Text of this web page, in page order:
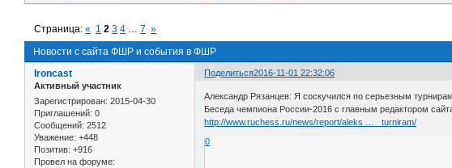
Новости с сайта ФШР и события в ФШР
Страница:« 1 2 3 4 … 7 »
Поделиться2016-11-01 22:32:06
Ironcast
Активный участник
Зарегистрирован: 2015-04-30
Приглашений: 0
Сообщений: 2512
Уважение: +448
Позитив: +916
Провел на форуме:
Александр Рязанцев: Я соскучился по серьезным турнирам
Беседа чемпиона России-2016 с главным редактором
http://www.ruchess.ru/news/report/aleks … _turniram/
0